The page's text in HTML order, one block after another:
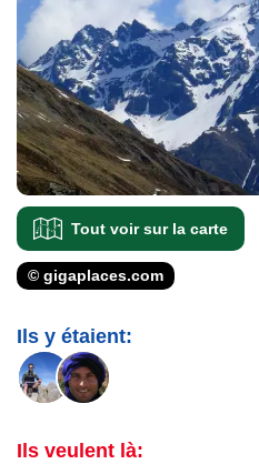
Tout voir sur la carte
© gigaplaces.com
Ils y étaient:
Ils veulent là: